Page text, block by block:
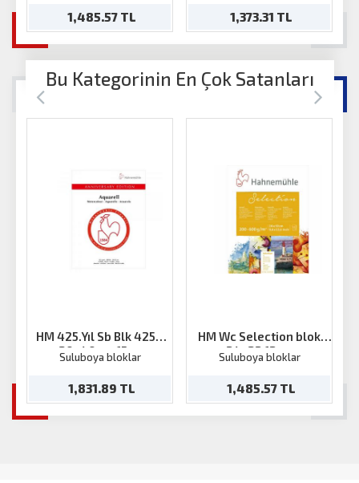
1,485.57 TL 1,373.31 TL
Bu Kategorinin En Çok Satanları
HM 425.Yıl Sb Blk 425g
30x40cm 15ya
Suluboya bloklar
1,831.89 TL
HM Wc Selection blok
24x32 12 ya
Suluboya bloklar
1,485.57 TL